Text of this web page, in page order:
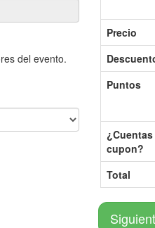
del evento.
Precio
Puntos
cupon?
Total